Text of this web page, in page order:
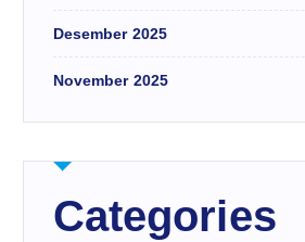
Desember 2025
November 2025
Categories